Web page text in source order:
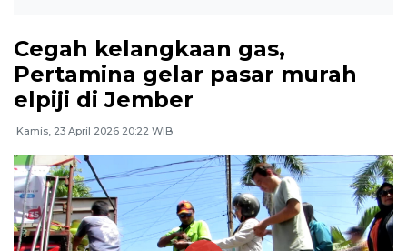
Cegah kelangkaan gas,
Pertamina gelar pasar murah
elpiji di Jember
Kamis, 23 April 2026 20:22 WIB